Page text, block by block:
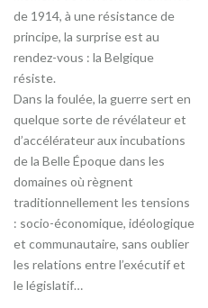
de 1914, à une résistance de
principe, la surprise est au
rendez-vous : la Belgique
résiste.
Dans la foulée, la guerre sert en
quelque sorte de révélateur et
d’accélérateur aux incubations
de la Belle Époque dans les
domaines où règnent
traditionnellement les tensions
: socio-économique, idéologique
et communautaire, sans oublier
les relations entre l’exécutif et
le législatif…